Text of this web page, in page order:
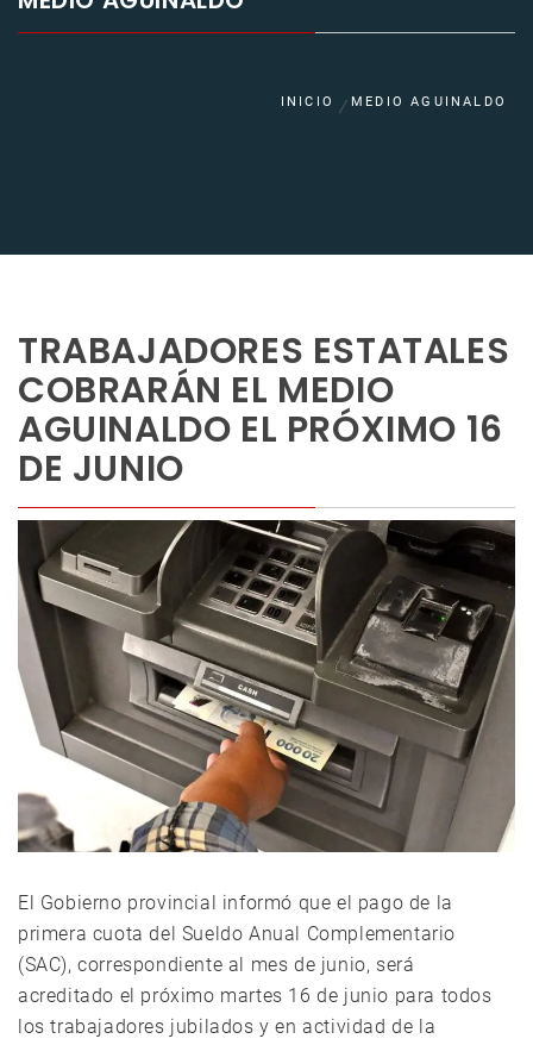
INICIO MEDIO AGUINALDO
TRABAJADORES ESTATALES
COBRARÁN EL MEDIO
AGUINALDO EL PRÓXIMO 16
DE JUNIO
El Gobierno provincial informó que el pago de la
primera cuota del Sueldo Anual Complementario
(SAC), correspondiente al mes de junio, será
acreditado el próximo martes 16 de junio para todos
los trabajadores jubilados y en actividad de la